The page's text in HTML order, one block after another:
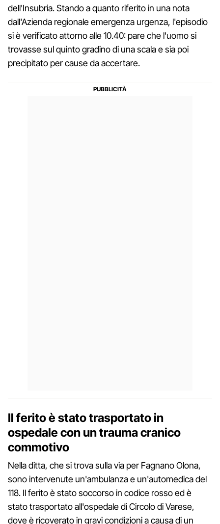
dell'Insubria. Stando a quanto riferito in una nota
dall'Azienda regionale emergenza urgenza, l'episodio
si è verificato attorno alle 10.40: pare che l'uomo si
trovasse sul quinto gradino di una scala e sia poi
precipitato per cause da accertare.
Il ferito è stato trasportato in
ospedale con un trauma cranico
commotivo
Nella ditta, che si trova sulla via per Fagnano Olona,
sono intervenute un'ambulanza e un'automedica del
118. Il ferito è stato soccorso in codice rosso ed è
stato trasportato all'ospedale di Circolo di Varese,
dove è ricoverato in gravi condizioni a causa di un